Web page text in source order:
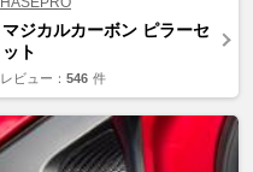
マジカルカーボン ピラーセ
ット
レビュー： 546 件